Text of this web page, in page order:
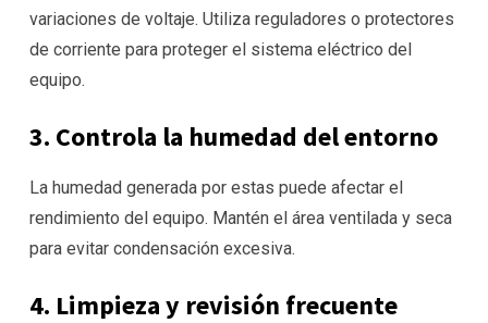
variaciones de voltaje. Utiliza reguladores o protectores
de corriente para proteger el sistema eléctrico del
equipo.
3. Controla la humedad del entorno
La humedad generada por estas puede afectar el
rendimiento del equipo. Mantén el área ventilada y seca
para evitar condensación excesiva.
4. Limpieza y revisión frecuente